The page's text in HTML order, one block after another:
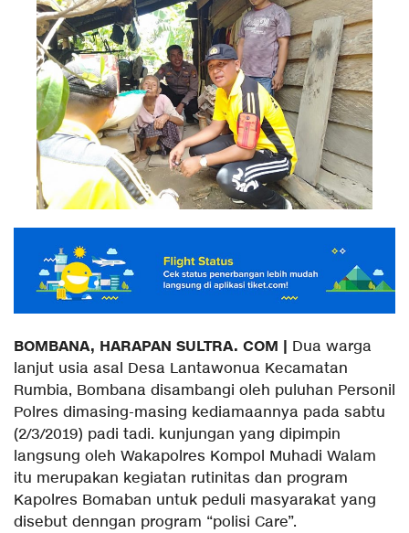
BOMBANA, HARAPAN SULTRA. COM | Dua warga
lanjut usia asal Desa Lantawonua Kecamatan
Rumbia, Bombana disambangi oleh puluhan Personil
Polres dimasing-masing kediamaannya pada sabtu
(2/3/2019) padi tadi. kunjungan yang dipimpin
langsung oleh Wakapolres Kompol Muhadi Walam
itu merupakan kegiatan rutinitas dan program
Kapolres Bomaban untuk peduli masyarakat yang
disebut denngan program “polisi Care”.